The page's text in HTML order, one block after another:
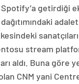
getirdiği
stream
aldı. Buna göre
CNM yani